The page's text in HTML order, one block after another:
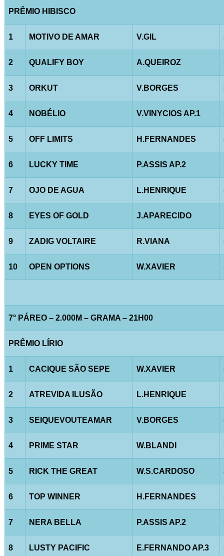
PRÊMIO HIBISCO
1 MOTIVO DE AMAR V.GIL
2 QUALIFY BOY A.QUEIROZ
3 ORKUT V.BORGES
4 NOBÉLIO V.VINYCIOS AP.1
5 OFF LIMITS H.FERNANDES
6 LUCKY TIME P.ASSIS AP.2
7 OJO DE AGUA L.HENRIQUE
8 EYES OF GOLD J.APARECIDO
9 ZADIG VOLTAIRE R.VIANA
10 OPEN OPTIONS W.XAVIER
7° PÁREO – 2.000M – GRAMA – 21H00
PRÊMIO LÍRIO
1 CACIQUE SÃO SEPE W.XAVIER
2 ATREVIDA ILUSÃO L.HENRIQUE
3 SEIQUEVOUTEAMAR V.BORGES
4 PRIME STAR W.BLANDI
5 RICK THE GREAT W.S.CARDOSO
6 TOP WINNER H.FERNANDES
7 NERA BELLA P.ASSIS AP.2
8 LUSTY PACIFIC E.FERNANDO AP.3